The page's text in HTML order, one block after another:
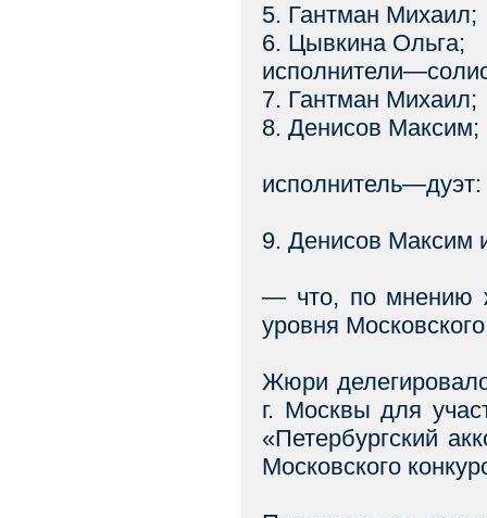
5. Гантман Михаил;
6. Цывкина Ольга;
7. Гантман Михаил;
8. Денисов Максим;
исполнитель—дуэт:
9. Денисов Максим
— что, по мнению
уровня
Жюри
г. Москвы для
«Петербургский
Московского